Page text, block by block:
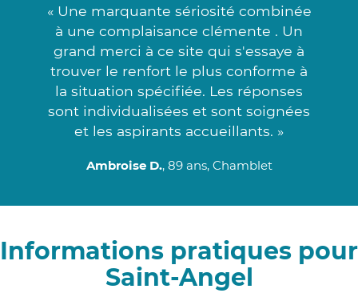
« Une marquante sériosité combinée
à une complaisance clémente . Un
grand merci à ce site qui s'essaye à
trouver le renfort le plus conforme à
la situation spécifiée. Les réponses
sont individualisées et sont soignées
et les aspirants accueillants. »
Ambroise D., 89 ans, Chamblet
Informations pratiques pour
Saint-Angel